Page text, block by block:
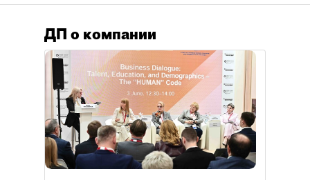
ДП о компании